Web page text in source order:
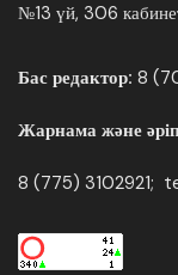
№13 үй, 306
Бас редактор: 8
Жарнама және
8 (775) 3102921;